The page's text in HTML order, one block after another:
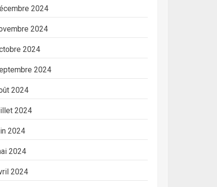
2024
2024
2024
2024
2024
2024
2024
2024
2024